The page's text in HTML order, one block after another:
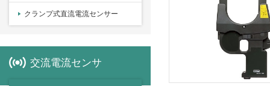
クランプ式直流電流センサー
交流電流センサ